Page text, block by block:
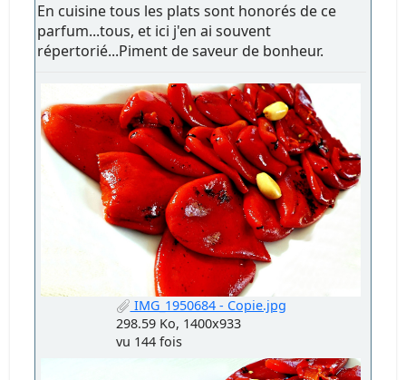
En cuisine tous les plats sont honorés de ce
parfum...tous, et ici j'en ai souvent
répertorié...Piment de saveur de bonheur.
IMG_1950684 - Copie.jpg
298.59 Ko, 1400x933
vu 144 fois